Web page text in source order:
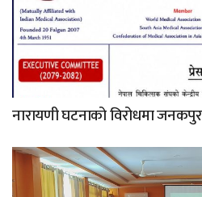
नारायणी घटनाको विरोधमा